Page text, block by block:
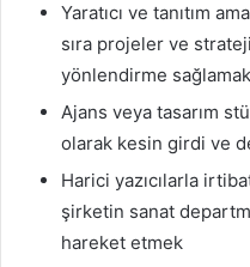
Yaratıcı ve tanıtım
sıra projeler ve
yönlendirme sağlamak
Ajans veya tasarım
olarak kesin girdi ve
Harici yazıcılarla
şirketin sanat
hareket etmek